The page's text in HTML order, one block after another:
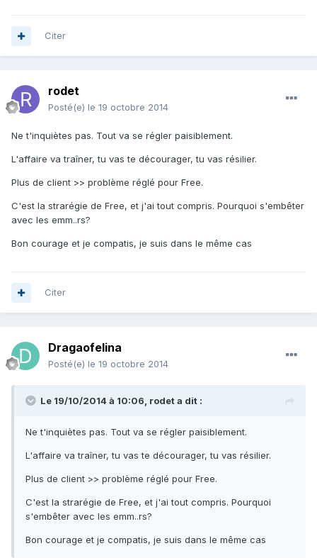
Citer
rodet
Posté(e) le 19 octobre 2014
Ne t'inquiètes pas. Tout va se régler paisiblement.
L'affaire va traîner, tu vas te décourager, tu vas résilier.
Plus de client >> problème réglé pour Free.
C'est la strarégie de Free, et j'ai tout compris. Pourquoi s'embêter
avec les emm..rs?
Bon courage et je compatis, je suis dans le même cas
Citer
Dragaofelina
Posté(e) le 19 octobre 2014
Le 19/10/2014 à 10:06, rodet a dit :
Ne t'inquiètes pas. Tout va se régler paisiblement.
L'affaire va traîner, tu vas te décourager, tu vas résilier.
Plus de client >> problème réglé pour Free.
C'est la strarégie de Free, et j'ai tout compris. Pourquoi
s'embêter avec les emm..rs?
Bon courage et je compatis, je suis dans le même cas